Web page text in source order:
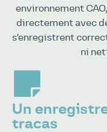
environnement
directement avec
s’enregistrent
ni
Un
tracas